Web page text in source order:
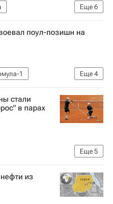
Еще6
театр
с Цискаридзе
поул-позишн на
Еще4
1
Боттас
стали
в парах
Еще5
Открытый чемпионат Франции по теннису прошел с 26 мая по 9 июня
Николя Маю
из